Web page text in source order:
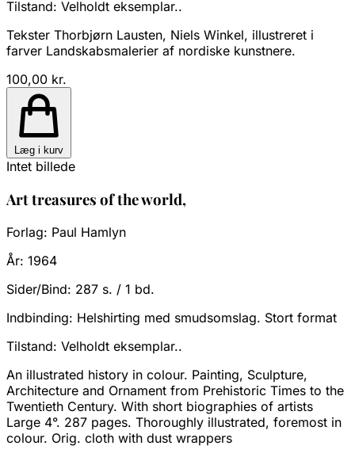
Tilstand: Velholdt eksemplar..
Tekster Thorbjørn Lausten, Niels Winkel, illustreret i
farver Landskabsmalerier af nordiske kunstnere.
100,00 kr.
Læg i kurv
Intet billede
Art treasures of the world,
Forlag: Paul Hamlyn
År: 1964
Sider/Bind: 287 s. / 1 bd.
Indbinding: Helshirting med smudsomslag. Stort format
Tilstand: Velholdt eksemplar..
An illustrated history in colour. Painting, Sculpture,
Architecture and Ornament from Prehistoric Times to the
Twentieth Century. With short biographies of artists
Large 4°. 287 pages. Thoroughly illustrated, foremost in
colour. Orig. cloth with dust wrappers